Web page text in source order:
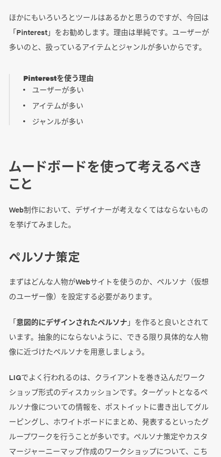
ほかにもいろいろとツールはあるかと思うのですが、今回は
「Pinterest」をお勧めします。理由は単純です。ユーザーが
多いのと、扱っているアイテムとジャンルが多いからです。
Pinterestを使う理由
ユーザーが多い
アイテムが多い
ジャンルが多い
ムードボードを使って考えるべき
こと
Web制作において、デザイナーが考えなくてはならないもの
を挙げてみました。
ペルソナ策定
まずはどんな人物がWebサイトを使うのか、ペルソナ（仮想
のユーザー像）を設定する必要があります。
「意図的にデザインされたペルソナ 」を作ると良いとされて
います。抽象的にならないように、できる限り具体的な人物
像に近づけたペルソナを用意しましょう。
LIGでよく行われるのは、クライアントを巻き込んだワーク
ショップ形式のディスカッションです。ターゲットとなるペ
ルソナ像についての情報を、ポストイットに書き出してグル
ーピングし、ホワイトボードにまとめ、発表するといったグ
ループワークを行うことが多いです。ペルソナ策定やカスタ
マージャーニーマップ作成のワークショップについて、こち